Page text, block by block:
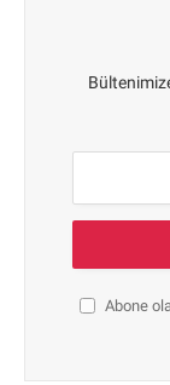
Abone